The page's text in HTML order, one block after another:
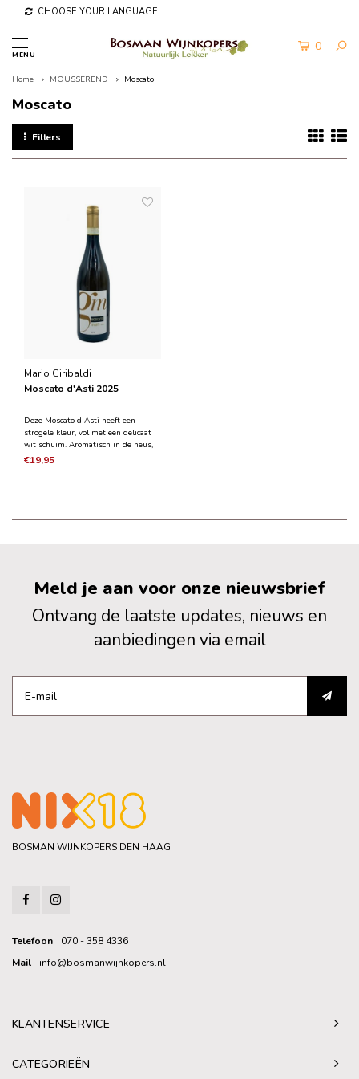
CHOOSE YOUR LANGUAGE
MENU
0
Home MOUSSEREND Moscato
Moscato
Filters
Mario Giribaldi
Moscato d'Asti 2025
Deze Moscato d'Asti heeft een
strogele kleur, vol met een delicaat
wit schuim. Aromatisch in de neus,
fruitig en intens met tonen van salie
€19,95
Meld je aan voor onze nieuwsbrief
Ontvang de laatste updates, nieuws en
aanbiedingen via email
BOSMAN WIJNKOPERS DEN HAAG
Telefoon
070 - 358 4336
Mail
info@bosmanwijnkopers.nl
KLANTENSERVICE
CATEGORIEËN